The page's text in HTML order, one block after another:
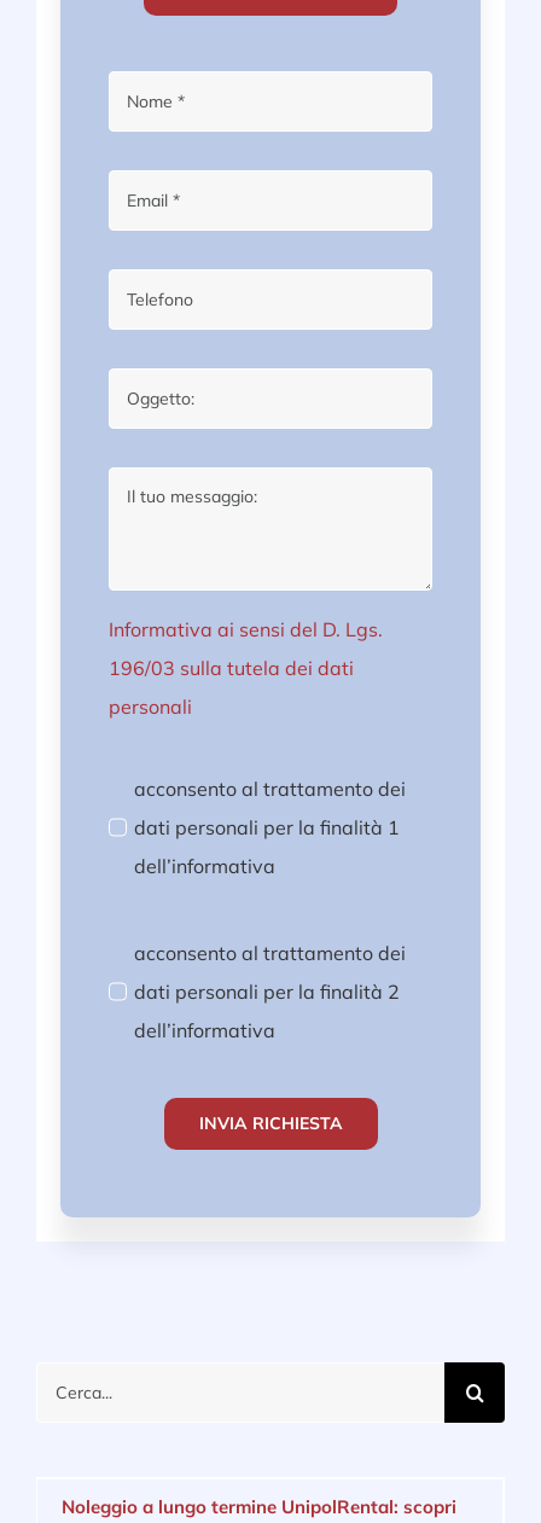
Informativa ai sensi del D. Lgs.
196/03 sulla tutela dei dati
personali
acconsento al trattamento dei
dati personali per la finalità 1
dell’informativa
acconsento al trattamento dei
dati personali per la finalità 2
dell’informativa
INVIA RICHIESTA
Cerca
Noleggio a lungo termine UnipolRental: scopri